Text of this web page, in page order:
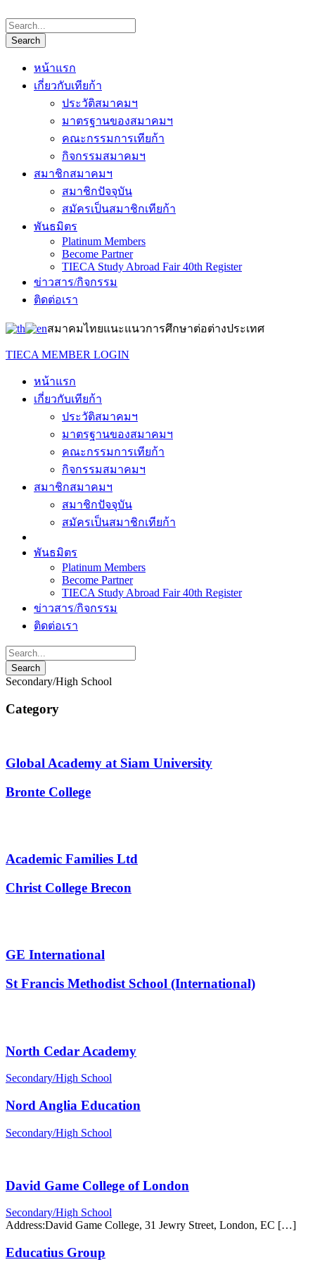
หน้าแรก
เกี่ยวกับเทียก้า
ประวัติสมาคมฯ
มาตรฐานของสมาคมฯ
คณะกรรมการเทียก้า
กิจกรรมสมาคมฯ
สมาชิกสมาคมฯ
สมาชิกปัจจุบัน
สมัครเป็นสมาชิกเทียก้า
พันธมิตร
Platinum Members
Become Partner
TIECA Study Abroad Fair 40th Register
ข่าวสาร/กิจกรรม
ติดต่อเรา
สมาคมไทยแนะแนวการศึกษาต่อต่างประเทศ
TIECA MEMBER LOGIN
หน้าแรก
เกี่ยวกับเทียก้า
ประวัติสมาคมฯ
มาตรฐานของสมาคมฯ
คณะกรรมการเทียก้า
กิจกรรมสมาคมฯ
สมาชิกสมาคมฯ
สมาชิกปัจจุบัน
สมัครเป็นสมาชิกเทียก้า
พันธมิตร
Platinum Members
Become Partner
TIECA Study Abroad Fair 40th Register
ข่าวสาร/กิจกรรม
ติดต่อเรา
Secondary/​High School
Category
Global Academy at Siam University
Bronte College
Academic Families Ltd
Christ College Brecon
GE International
St Francis Methodist School (International)
North Cedar Academy
Secondary/​High School
Nord Anglia Education
Secondary/​High School
David Game College of London
Secondary/​High School
Address:David Game College, 31 Jewry Street, London, EC […]
Educatius Group